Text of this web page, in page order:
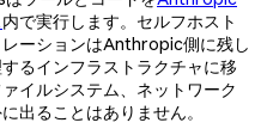
内で実行します。セルフホスト
ーションはAnthropic側に残し
るインフラストラクチャに移
イルシステム、ネットワーク
出ることはありません。